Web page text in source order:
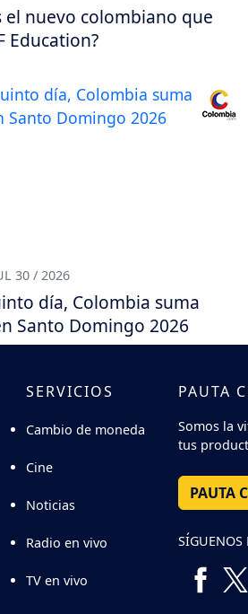
el nuevo colombiano que
Education?
30 / 2026
día, Colombia suma
Santo Domingo 2026
SERVICIOS
Cambio de moneda
Cine
Noticias
Radio en vivo
TV en vivo
PAUTA
Somos la
tus
PAUTA
SÍGUENOS